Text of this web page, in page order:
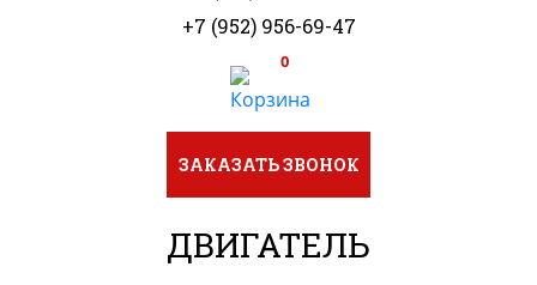
0
ЗАКАЗАТЬ ЗВОНОК
+7 (952) 956-69-47
ДВИГАТЕЛЬ